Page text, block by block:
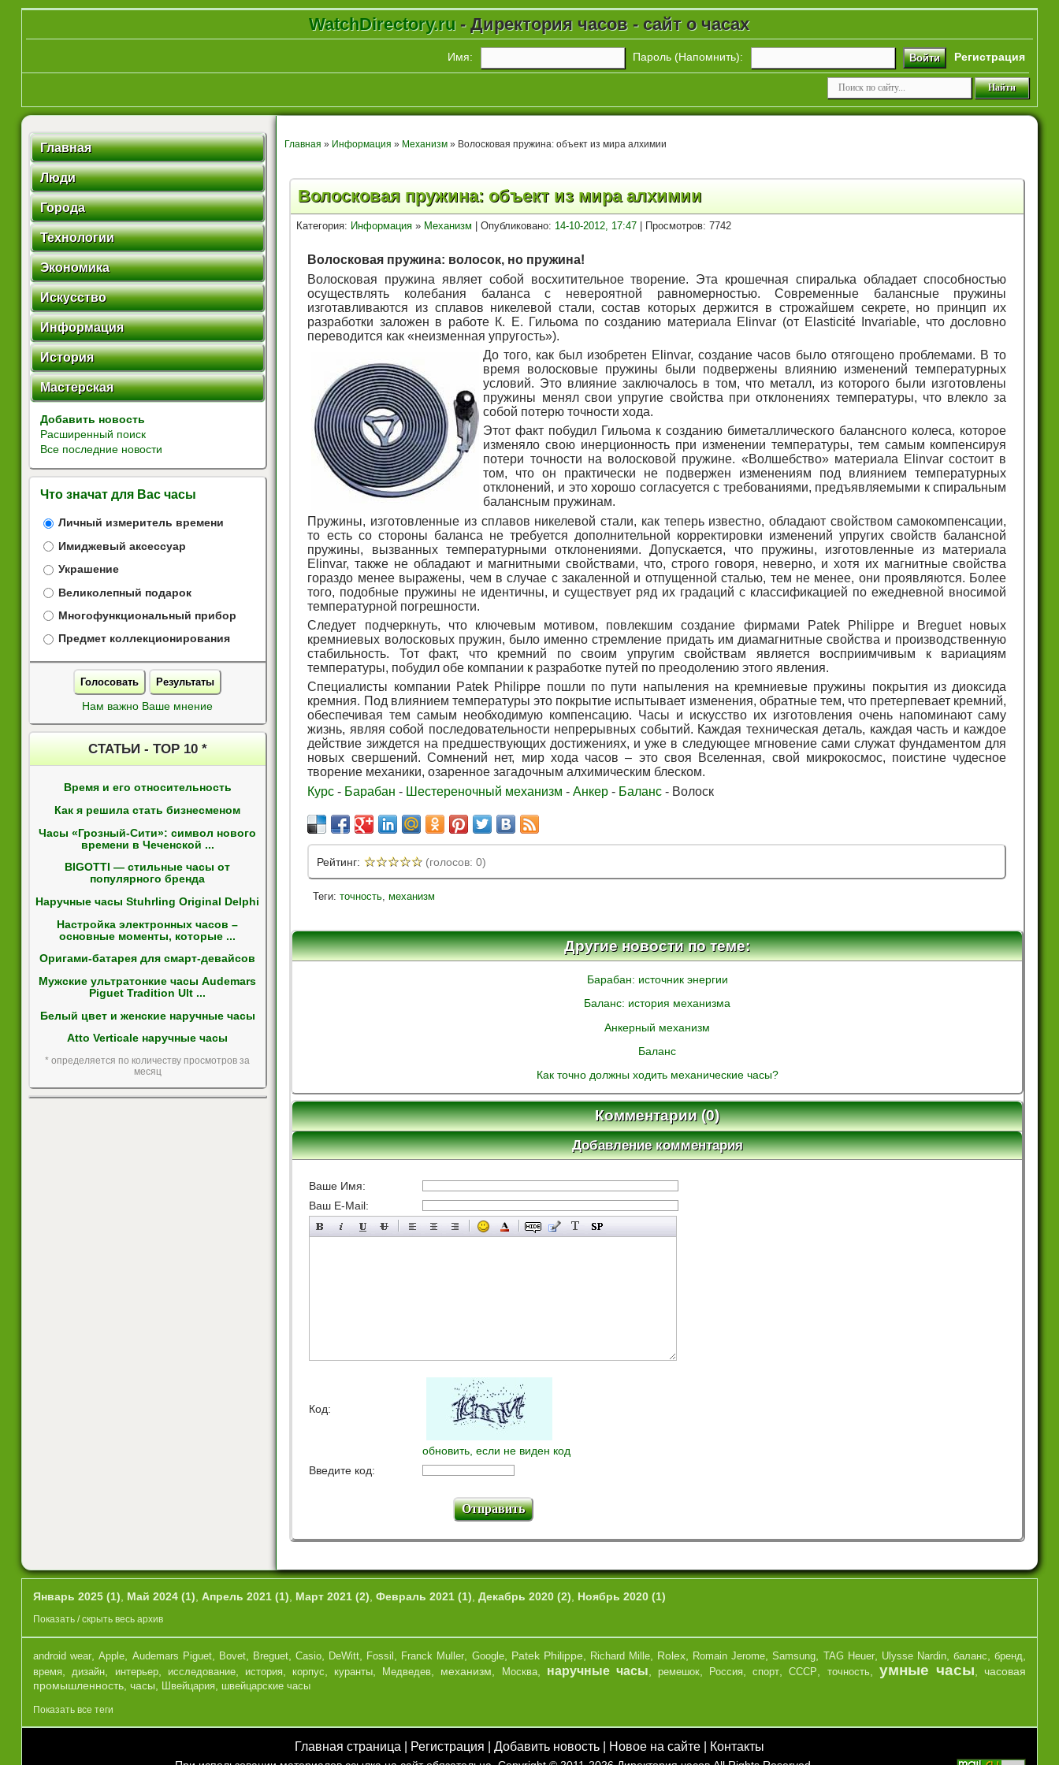
WatchDirectory.ru - Директория часов - сайт о часах
Имя: Пароль (Напомнить): Войти Регистрация
Главная
Люди
Города
Технологии
Экономика
Искусство
Информация
История
Мастерская
Добавить новость
Расширенный поиск
Все последние новости
Что значат для Вас часы
Личный измеритель времени
Имиджевый аксессуар
Украшение
Великолепный подарок
Многофункциональный прибор
Предмет коллекционирования
Голосовать Результаты
Нам важно Ваше мнение
СТАТЬИ - ТОР 10 *
Время и его относительность
Как я решила стать бизнесменом
Часы «Грозный-Сити»: символ нового
времени в Чеченской ...
BIGOTTI — стильные часы от
популярного бренда
Наручные часы Stuhrling Original Delphi
Настройка электронных часов –
основные моменты, которые ...
Оригами-батарея для смарт-девайсов
Мужские ультратонкие часы Audemars
Piguet Tradition Ult ...
Белый цвет и женские наручные часы
Atto Verticale наручные часы
* определяется по количеству просмотров за
месяц
Главная » Информация » Механизм » Волосковая пружина: объект из мира алхимии
Волосковая пружина: объект из мира алхимии
Категория: Информация» Механизм | Опубликовано: 14-10-2012, 17:47| Просмотров: 7742
Волосковая пружина: волосок, но пружина!
Волосковая пружина являет собой восхитительное творение. Эта крошечная спиралька обладает способностью
осуществлять колебания баланса с невероятной равномерностью. Современные балансные пружины
изготавливаются из сплавов никелевой стали, состав которых держится в строжайшем секрете, но принцип их
разработки заложен в работе К. Е. Гильома по созданию материала Elinvar (от Elasticité Invariable, что дословно
переводится как «неизменная упругость»).
До того, как был изобретен Elinvar, создание часов было отягощено проблемами. В то
время волосковые пружины были подвержены влиянию изменений температурных
условий. Это влияние заключалось в том, что металл, из которого были изготовлены
пружины менял свои упругие свойства при отклонениях температуры, что влекло за
собой потерю точности хода.
Этот факт побудил Гильома к созданию биметаллического балансного колеса, которое
изменяло свою инерционность при изменении температуры, тем самым компенсируя
потери точности на волосковой пружине. «Волшебство» материала Elinvar состоит в
том, что он практически не подвержен изменениям под влиянием температурных
отклонений, и это хорошо согласуется с требованиями, предъявляемыми к спиральным
балансным пружинам.
Пружины, изготовленные из сплавов никелевой стали, как теперь известно, обладают свойством самокомпенсации,
то есть со стороны баланса не требуется дополнительной корректировки изменений упругих свойств балансной
пружины, вызванных температурными отклонениями. Допускается, что пружины, изготовленные из материала
Elinvar, также не обладают и магнитными свойствами, что, строго говоря, неверно, и хотя их магнитные свойства
гораздо менее выражены, чем в случае с закаленной и отпущенной сталью, тем не менее, они проявляются. Более
того, подобные пружины не идентичны, и существует ряд их градаций с классификацией по ежедневной вносимой
температурной погрешности.
Следует подчеркнуть, что ключевым мотивом, повлекшим создание фирмами Patek Philippe и Breguet новых
кремниевых волосковых пружин, было именно стремление придать им диамагнитные свойства и производственную
стабильность. Тот факт, что кремний по своим упругим свойствам является восприимчивым к вариациям
температуры, побудил обе компании к разработке путей по преодолению этого явления.
Специалисты компании Patek Philippe пошли по пути напыления на кремниевые пружины покрытия из диоксида
кремния. Под влиянием температуры это покрытие испытывает изменения, обратные тем, что претерпевает кремний,
обеспечивая тем самым необходимую компенсацию. Часы и искусство их изготовления очень напоминают саму
жизнь, являя собой последовательности непрерывных событий. Каждая техническая деталь, каждая часть и каждое
действие зиждется на предшествующих достижениях, и уже в следующее мгновение сами служат фундаментом для
новых свершений. Сомнений нет, мир хода часов – это своя Вселенная, свой микрокосмос, поистине чудесное
творение механики, озаренное загадочным алхимическим блеском.
Курс - Барабан - Шестереночный механизм -Анкер - Баланс - Волоск
Рейтинг: ☆☆☆☆☆ (голосов: 0)
Теги: точность, механизм
Другие новости по теме:
Барабан: источник энергии
Баланс: история механизма
Анкерный механизм
Баланс
Как точно должны ходить механические часы?
Комментарии (0)
Добавление комментария
Ваше Имя:
Ваш E-Mail:
Код:
обновить, если не виден код
Введите код:
Январь 2025 (1), Май 2024 (1),Апрель 2021 (1), Март 2021 (2),Февраль 2021 (1),Декабрь 2020 (2), Ноябрь 2020 (1)
Показать / скрыть весь архив
android wear ,Apple Audemars Piguet, Bovet, Breguet,Casio DeWitt Fossil Franck Muller Google, Patek Philippe Richard Mille Rolex Romain Jerome ,Samsung TAG Heuer, Ulysse Nardin, баланс ,бренд
время дизайн интерьер, исследование, история, корпус ,куранты Медведев механизм Москва, наручные часы ремешок, Россия ,спорт ,СССР точность, умные часы
часовая
промышленность ,часы Швейцария швейцарские часы
Показать все теги
Главная страница Регистрация Добавить новость| Новое на сайте| Контакты